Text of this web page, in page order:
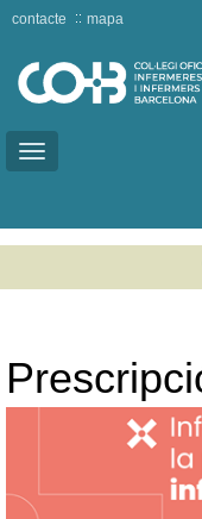
Toggle
contacte mapa